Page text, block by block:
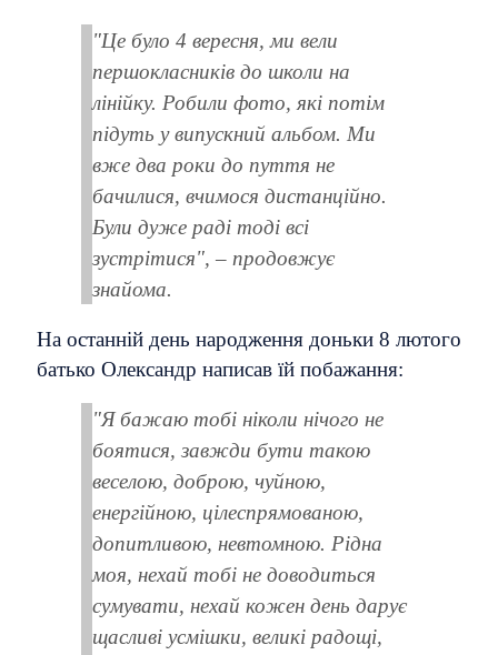
"Це було 4 вересня, ми вели
першокласників до школи на
лінійку. Робили фото, які потім
підуть у випускний альбом. Ми
вже два роки до пуття не
бачилися, вчимося дистанційно.
Були дуже раді тоді всі
зустрітися", – продовжує
знайома.
На останній день народження доньки 8 лютого
батько Олександр написав їй побажання:
"Я бажаю тобі ніколи нічого не
боятися, завжди бути такою
веселою, доброю, чуйною,
енергійною, цілеспрямованою,
допитливою, невтомною. Рідна
моя, нехай тобі не доводиться
сумувати, нехай кожен день дарує
щасливі усмішки, великі радощі,